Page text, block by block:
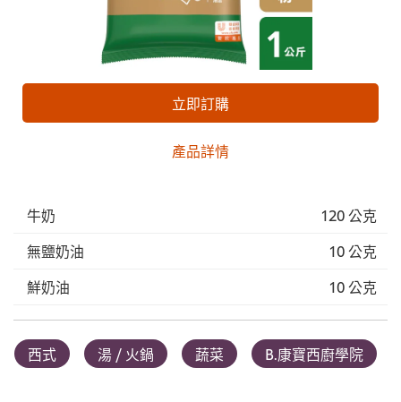
立即訂購
產品詳情
牛奶
120 公克
無鹽奶油
10 公克
鮮奶油
10 公克
西式 湯 / 火鍋 蔬菜 B.康寶西廚學院